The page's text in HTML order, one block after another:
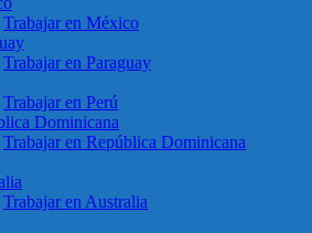
Trabajar en México
Trabajar en Paraguay
Trabajar en Perú
Dominicana
Trabajar en República Dominicana
Trabajar en Australia